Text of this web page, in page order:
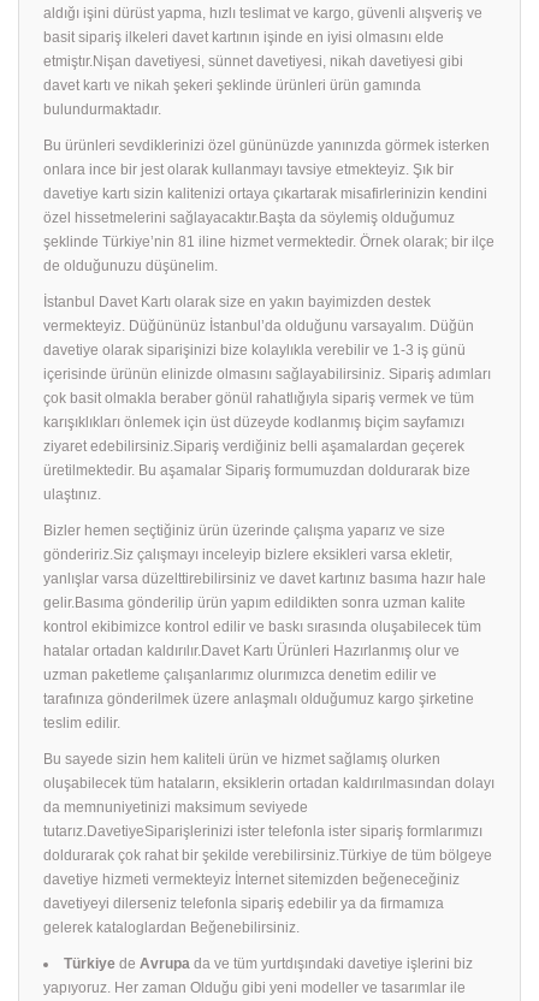
aldığı işini dürüst yapma, hızlı teslimat ve kargo, güvenli alışveriş ve
basit sipariş ilkeleri davet kartının işinde en iyisi olmasını elde
etmiştır.Nişan davetiyesi, sünnet davetiyesi, nikah davetiyesi gibi
davet kartı ve nikah şekeri şeklinde ürünleri ürün gamında
bulundurmaktadır.
Bu ürünleri sevdiklerinizi özel gününüzde yanınızda görmek isterken
onlara ince bir jest olarak kullanmayı tavsiye etmekteyiz. Şık bir
davetiye kartı sizin kalitenizi ortaya çıkartarak misafirlerinizin kendini
özel hissetmelerini sağlayacaktır.Başta da söylemiş olduğumuz
şeklinde Türkiye’nin 81 iline hizmet vermektedir. Örnek olarak; bir ilçe
de olduğunuzu düşünelim.
İstanbul Davet Kartı olarak size en yakın bayimizden destek
vermekteyiz. Düğününüz İstanbul’da olduğunu varsayalım. Düğün
davetiye olarak siparişinizi bize kolaylıkla verebilir ve 1-3 iş günü
içerisinde ürünün elinizde olmasını sağlayabilirsiniz. Sipariş adımları
çok basit olmakla beraber gönül rahatlığıyla sipariş vermek ve tüm
karışıklıkları önlemek için üst düzeyde kodlanmış biçim sayfamızı
ziyaret edebilirsiniz.Sipariş verdiğiniz belli aşamalardan geçerek
üretilmektedir. Bu aşamalar Sipariş formumuzdan doldurarak bize
ulaştınız.
Bizler hemen seçtiğiniz ürün üzerinde çalışma yaparız ve size
göndeririz.Siz çalışmayı inceleyip bizlere eksikleri varsa ekletir,
yanlışlar varsa düzelttirebilirsiniz ve davet kartınız basıma hazır hale
gelir.Basıma gönderilip ürün yapım edildikten sonra uzman kalite
kontrol ekibimizce kontrol edilir ve baskı sırasında oluşabilecek tüm
hatalar ortadan kaldırılır.Davet Kartı Ürünleri Hazırlanmış olur ve
uzman paketleme çalışanlarımız olurımızca denetim edilir ve
tarafınıza gönderilmek üzere anlaşmalı olduğumuz kargo şirketine
teslim edilir.
Bu sayede sizin hem kaliteli ürün ve hizmet sağlamış olurken
oluşabilecek tüm hataların, eksiklerin ortadan kaldırılmasından dolayı
da memnuniyetinizi maksimum seviyede
tutarız.DavetiyeSiparişlerinizi ister telefonla ister sipariş formlarımızı
doldurarak çok rahat bir şekilde verebilirsiniz.Türkiye de tüm bölgeye
davetiye hizmeti vermekteyiz İnternet sitemizden beğeneceğiniz
davetiyeyi dilerseniz telefonla sipariş edebilir ya da firmamıza
gelerek kataloglardan Beğenebilirsiniz.
Türkiye de Avrupa da ve tüm yurtdışındaki davetiye işlerini biz
yapıyoruz. Her zaman Olduğu gibi yeni modeller ve tasarımlar ile